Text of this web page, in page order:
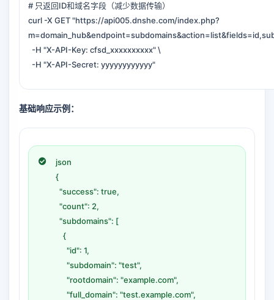
# 只返回ID和域名字段（减少数据传输）
curl -X GET "https://api005.dnshe.com/index.php?
-H "X-API-Key: cfsd_xxxxxxxxxx" \
-H "X-API-Secret: yyyyyyyyyyyy"
基础响应示例：
json
{
"success": true,
"count": 2,
"subdomains": [
{
"id": 1,
"subdomain": "test",
"rootdomain": "example.com",
"full_domain": "test.example.com",